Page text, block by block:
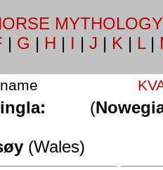
MYTHOLOGY
| G | H | I | J | K | L |
(
(Wales)